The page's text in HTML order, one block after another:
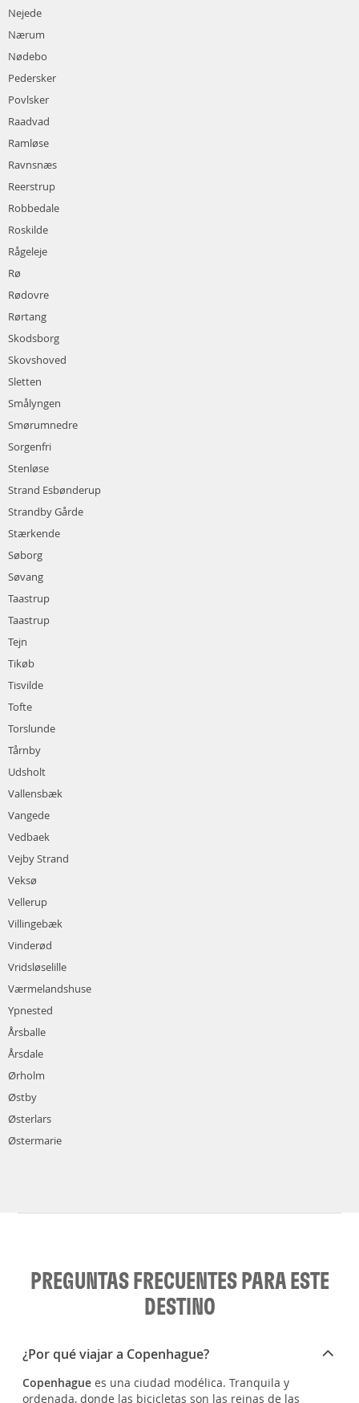
Nejede
Nærum
Nødebo
Pedersker
Povlsker
Raadvad
Ramløse
Ravnsnæs
Reerstrup
Robbedale
Roskilde
Rågeleje
Rø
Rødovre
Rørtang
Skodsborg
Skovshoved
Sletten
Smålyngen
Smørumnedre
Sorgenfri
Stenløse
Strand Esbønderup
Strandby Gårde
Stærkende
Søborg
Søvang
Taastrup
Taastrup
Tejn
Tikøb
Tisvilde
Tofte
Torslunde
Tårnby
Udsholt
Vallensbæk
Vangede
Vedbaek
Vejby Strand
Veksø
Vellerup
Villingebæk
Vinderød
Vridsløselille
Værmelandshuse
Ypnested
Årsballe
Årsdale
Ørholm
Østby
Østerlars
Østermarie
PREGUNTAS FRECUENTES PARA ESTE
DESTINO
¿Por qué viajar a Copenhague?
Copenhague es una ciudad modélica. Tranquila y
ordenada, donde las bicicletas son las reinas de las